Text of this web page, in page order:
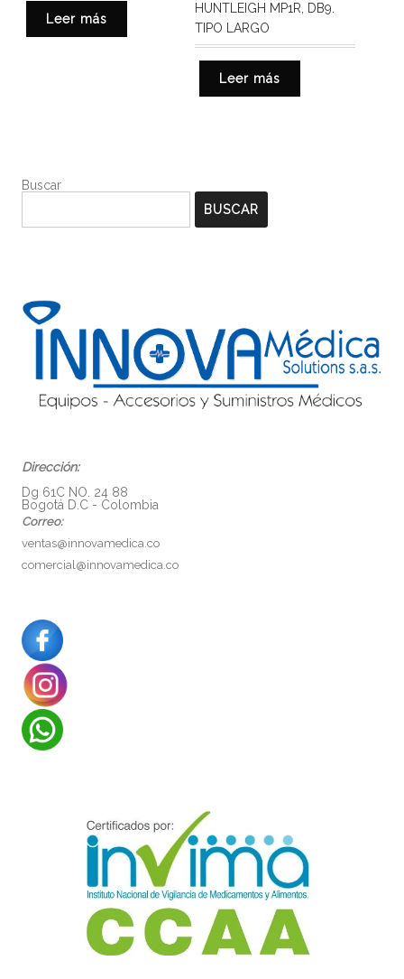
Leer más
HUNTLEIGH MP1R, DB9.
TIPO LARGO
Leer más
Buscar
BUSCAR
Dirección:
Dg 61C NO. 24 88
Bogotá D.C - Colombia
Correo:
ventas@innovamedica.co
comercial@innovamedica.co